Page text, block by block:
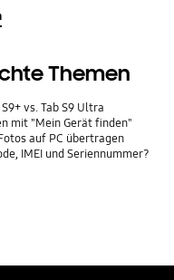
Themen
vs. Tab S9 Ultra
mit "Mein Gerät finden"
auf PC übertragen
IMEI und Seriennummer?